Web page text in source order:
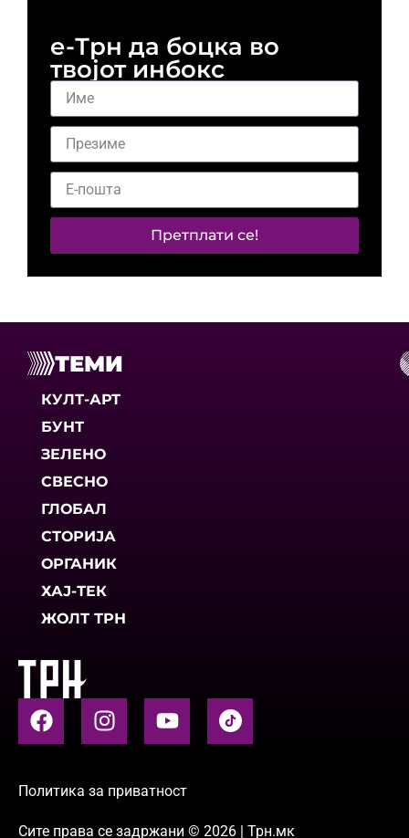
е-Трн да боцка во
твојот инбокс
Претплати се!
ТЕМИ
КУЛТ-АРТ
БУНТ
ЗЕЛЕНО
СВЕСНО
ГЛОБАЛ
СТОРИЈА
ОРГАНИК
ХАЈ-ТЕК
ЖОЛТ ТРН
Политика за приватност
Сите права се задржани © 2026 | Трн.мк